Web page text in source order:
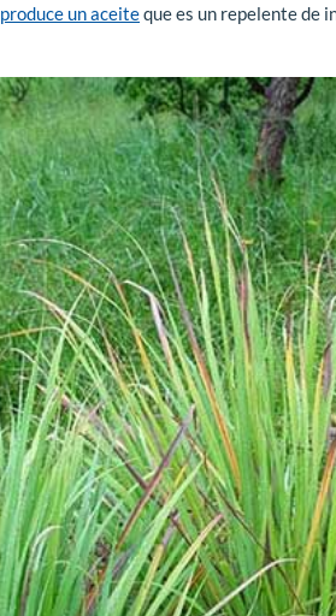
produce un aceiteque es un repelente de